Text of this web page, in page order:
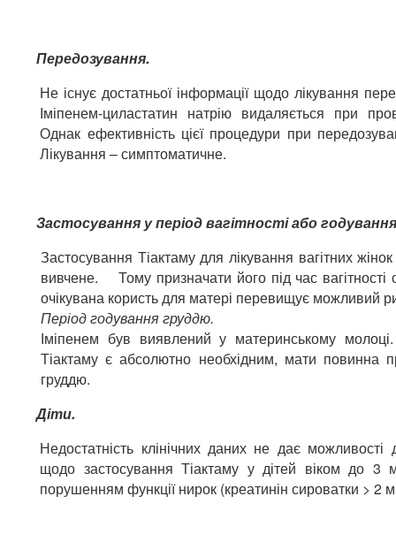
Передозування.
Не існує достатньої інформації щодо лікування
Іміпенем-циластатин натрію видаляється при
Однак ефективність цієї процедури при
Лікування – симптоматичне.
Застосування у період вагітності або
Застосування Тіактаму для лікування вагітних
вивчене. Тому призначати його під час вагітності
очікувана користь для матері перевищує можливий
Період годування груддю.
Іміпенем був виявлений у материнському
Тіактаму є абсолютно необхідним, мати повинна
груддю.
Діти.
Недостатність клінічних даних не дає можливості
щодо застосування Тіактаму у дітей віком до 3
порушенням функції нирок (креатинін сироватки > 2